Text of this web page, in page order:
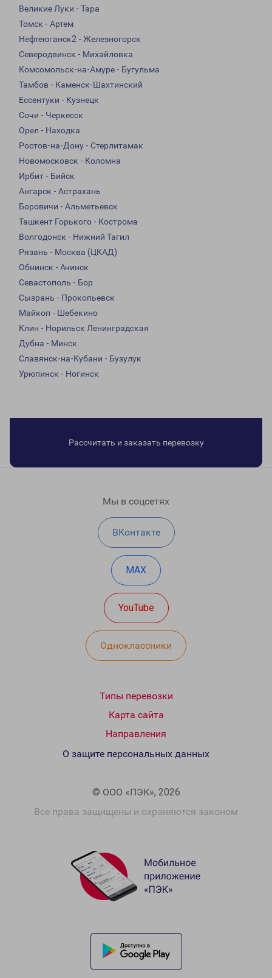
Великие Луки - Тара
Томск - Артем
Нефтеюганск2 - Железногорск
Северодвинск - Михайловка
Комсомольск-на-Амуре - Бугульма
Тамбов - Каменск-Шахтинский
Ессентуки - Кузнецк
Сочи - Черкесск
Орел - Находка
Ростов-на-Дону - Стерлитамак
Новомосковск - Коломна
Ирбит - Бийск
Ангарск - Астрахань
Боровичи - Альметьевск
Ташкент Горького - Кострома
Волгодонск - Нижний Тагил
Рязань - Москва (ЦКАД)
Обнинск - Ачинск
Севастополь - Бор
Сызрань - Прокопьевск
Майкоп - Шебекино
Клин - Норильск Ленинградская
Дубна - Минск
Славянск-на-Кубани - Бузулук
Урюпинск - Ногинск
Рассчитать и заказать перевозку
Мы в соцсетях
ВКонтакте
MAX
YouTube
Одноклассники
Типы перевозки
Карта сайта
Направления
© ООО «ПЭК», 2026
Все права защищены и охраняются законом
О защите персональных данных